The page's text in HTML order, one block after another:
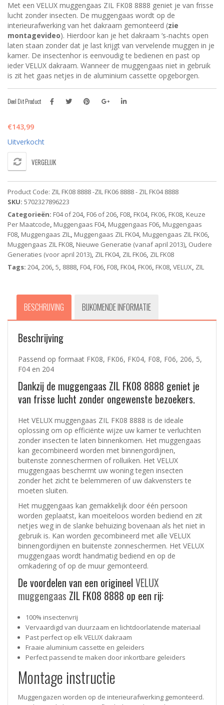
Met een VELUX muggengaas ZIL FK08 8888 geniet je van frisse
lucht zonder insecten. De muggengaas wordt op de
interieurafwerking van het dakraam gemonteerd (zie
montagevideo). Hierdoor kan je het dakraam ‘s-nachts open
laten staan zonder dat je last krijgt van vervelende muggen in je
kamer. De insectenhor is eenvoudig te bedienen en past op
ieder VELUX dakraam. Wanneer de muggengaas niet in gebruik
is zit het gaas netjes in de aluminium cassette opgeborgen.
Deel Dit Product
€143,99
Uitverkocht
VERGELIJK
Product Code: ZIL FK08 8888 -ZIL FK06 8888 - ZIL FK04 8888
SKU: 5702327896223
Categorieën: F04 of 204, F06 of 206, F08, FK04, FK06, FK08, Keuze
Per Maatcode, Muggengaas F04, Muggengaas F06, Muggengaas
F08, Muggengaas ZIL, Muggengaas ZIL FK04, Muggengaas ZIL FK06,
Muggengaas ZIL FK08, Nieuwe Generatie (vanaf april 2013), Oudere
Generaties (voor april 2013), ZIL FK04, ZIL FK06, ZIL FK08
Tags: 204, 206, 5, 8888, F04, F06, F08, FK04, FK06, FK08, VELUX, ZIL
BESCHRIJVING BIJKOMENDE INFORMATIE
Beschrijving
Passend op formaat FK08, FK06, FK04, F08, F06, 206, 5,
F04 en 204
Dankzij de muggengaas ZIL FK08 8888 geniet je
van frisse lucht zonder ongewenste bezoekers.
Het VELUX muggengaas ZIL FK08 8888 is de ideale
oplossing om op efficiënte wijze uw kamer te verluchten
zonder insecten te laten binnenkomen. Het muggengaas
kan gecombineerd worden met binnengordijnen,
buitenste zonneschermen of rolluiken. Het VELUX
muggengaas beschermt uw woning tegen insecten
zonder het zicht te belemmeren of uw dakvensters te
moeten sluiten.
Het muggengaas kan gemakkelijk door één persoon
worden geplaatst, kan moeiteloos worden bediend en zit
netjes weg in de slanke behuizing bovenaan als het niet in
gebruik is. Kan worden gecombineerd met alle VELUX
binnengordijnen en buitenste zonneschermen. Het VELUX
muggengaas wordt handmatig bediend en op de
omkadering of op de muur gemonteerd.
De voordelen van een origineelVELUX
muggengaas ZIL FK08 8888 op een rij:
100% insectenvrij
Vervaardigd van duurzaam en lichtdoorlatende materiaal
Past perfect op elk VELUX dakraam
Fraaie aluminium cassette en geleiders
Perfect passend te maken door inkortbare geleiders
Montage instructie
Muggengazen worden op de interieurafwerking gemonteerd.